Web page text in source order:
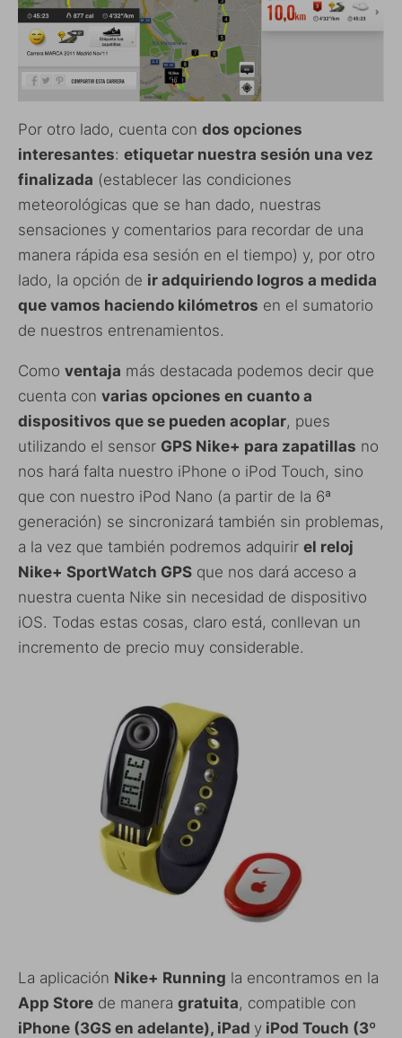
Por otro lado, cuenta con dos opciones
interesantes: etiquetar nuestra sesión una vez
finalizada (establecer las condiciones
meteorológicas que se han dado, nuestras
sensaciones y comentarios para recordar de una
manera rápida esa sesión en el tiempo) y, por otro
lado, la opción de ir adquiriendo logros a medida
que vamos haciendo kilómetros en el sumatorio
de nuestros entrenamientos.
Como ventaja más destacada podemos decir que
cuenta con varias opciones en cuanto a
dispositivos que se pueden acoplar, pues
utilizando el sensor GPS Nike+ para zapatillas no
nos hará falta nuestro iPhone o iPod Touch, sino
que con nuestro iPod Nano (a partir de la 6ª
generación) se sincronizará también sin problemas,
a la vez que también podremos adquirir el reloj
Nike+ SportWatch GPS que nos dará acceso a
nuestra cuenta Nike sin necesidad de dispositivo
iOS. Todas estas cosas, claro está, conllevan un
incremento de precio muy considerable.
La aplicación Nike+ Running la encontramos en la
App Store de manera gratuita, compatible con
iPhone (3GS en adelante), iPad y iPod Touch (3º